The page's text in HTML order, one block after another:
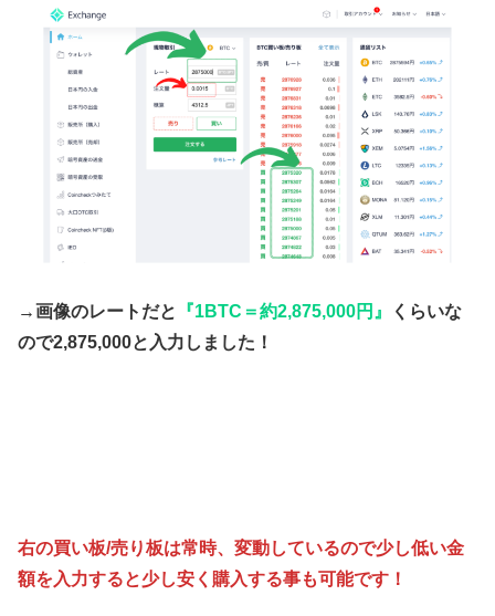
→画像のレートだと 『1BTC＝約2,875,000円』
くらいな
ので2,875,000と入力しました！
右の買い板/売り板は常時、変動しているので少し低い金
額を入力すると少し安く購入する事も可能です！